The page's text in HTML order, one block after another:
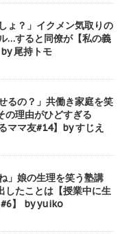
ょ？」イクメン気取りの
…すると同僚が【私の義
尾持トモ
るの？」共働き家庭を笑
の理由がひどすぎる
ママ友#14】by すじえ
」娘の生理を笑う塾講
したことは【授業中に生
#6】 by yuiko